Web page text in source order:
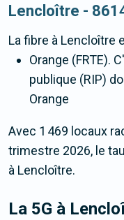
Lencloître -
La fibre à Lencloître
Orange (FRTE).
publique (RIP)
Orange
Avec 1 469 locaux
trimestre 2026, le
à Lencloître.
La 5G à